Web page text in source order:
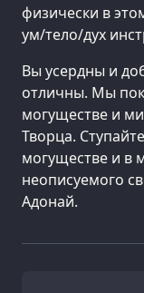
физически в
ум/тело/дух
Вы усердны и
отличны. Мы
могуществе и
Творца.
могуществе и в
неописуемого
Адонай.